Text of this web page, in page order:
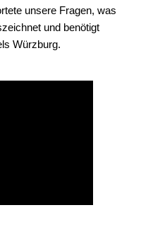
unsere Fragen, was
und benötigt
Würzburg.